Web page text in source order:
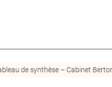
de synthèse – Cabinet